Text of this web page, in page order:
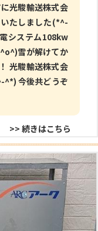
光駿輸送株式会
たしました(*^-
システム108kw
雪が解けてか
光駿輸送株式会
^*) 今後共どうぞ
>> 続きはこちら